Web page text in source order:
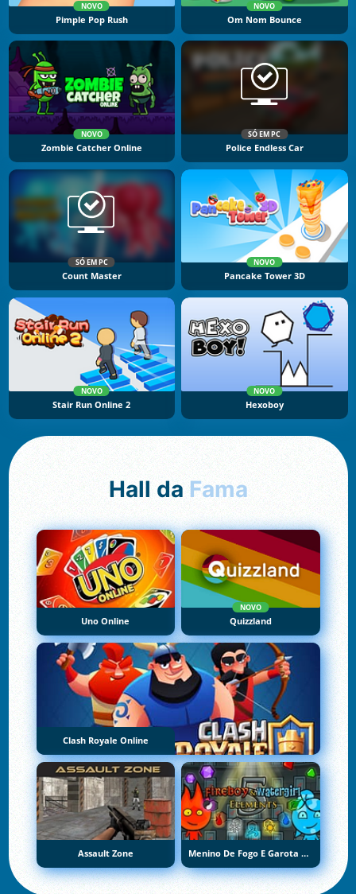
NOVO
Pimple Pop Rush
NOVO
Om Nom Bounce
NOVO
Zombie Catcher Online
SÓ EM PC
Police Endless Car
SÓ EM PC
Count Master
NOVO
Pancake Tower 3D
NOVO
Stair Run Online 2
NOVO
Hexoboy
Hall da Fama
Uno Online
NOVO
Quizzland
Clash Royale Online
Assault Zone Menino De Fogo E Garota De Água 5: Elementos